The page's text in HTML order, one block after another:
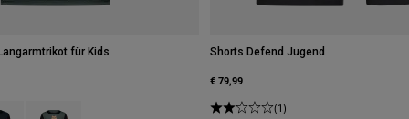
für Kids
of Rosarot.
swatch type of Galaxy Blue.
Product swatch type of Salbei Grün.
Shorts Defend Jugend
€ 79,99
(1)